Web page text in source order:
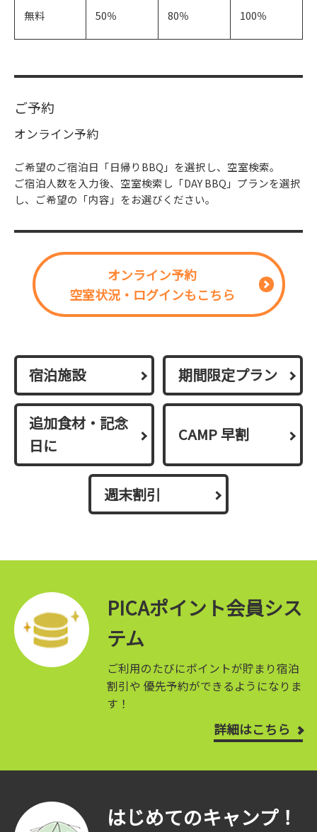
無料 50％ 80％ 100％
ご予約
オンライン予約
ご希望のご宿泊日「日帰りBBQ」を選択し、空室検索。
ご宿泊人数を入力後、空室検索し「DAY BBQ」プランを選択
し、ご希望の「内容」をお選びください。
オンライン予約
空室状況・ログインもこちら
宿泊施設 期間限定プラン
追加食材・記念
日に
CAMP 早割
週末割引
PICAポイント会員シス
テム
ご利用のたびにポイントが貯まり宿泊
割引や 優先予約ができるようになりま
す！
詳細はこちら
はじめてのキャンプ！